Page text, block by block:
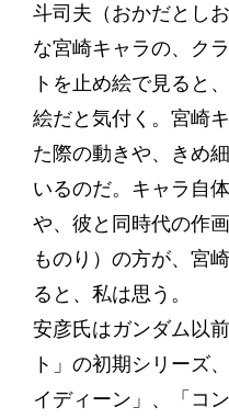
斗司夫（おかだとし
な宮崎キャラの、ク
トを止め絵で見ると
絵だと気付く。宮崎
た際の動きや、きめ
いるのだ。キャラ自
や、彼と同時代の作
ものり）の方が、宮
ると、私は思う。
安彦氏はガンダム以
ト」の初期シリーズ
イディーン」、「コ